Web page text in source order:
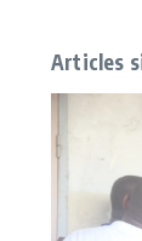
Articles